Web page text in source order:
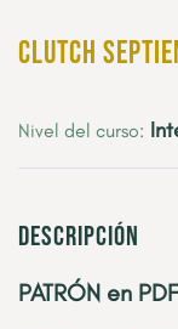
Clutch
Nivel del curso:
Descripción
PATRÓN en